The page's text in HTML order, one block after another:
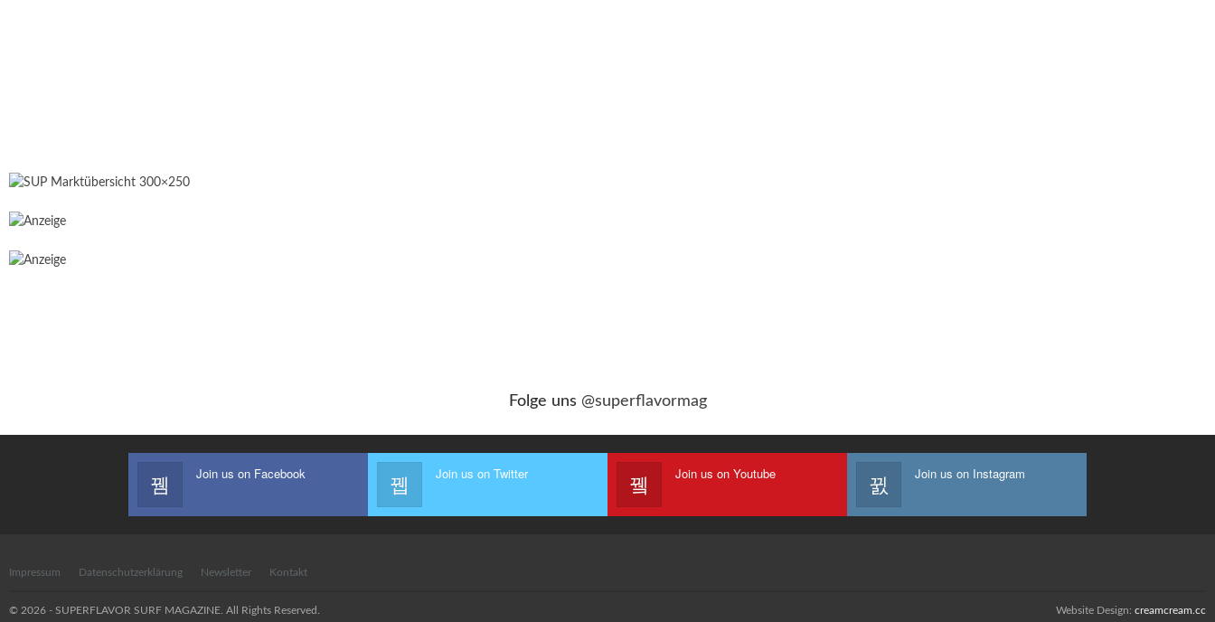
Folge uns @superflavormag
Join us on Facebook Join us on Twitter Join us on Youtube Join us on Instagram
Impressum Datenschutzerklärung Newsletter Kontakt
© 2026 - SUPERFLAVOR SURF MAGAZINE. All Rights Reserved. Website Design: creamcream.cc